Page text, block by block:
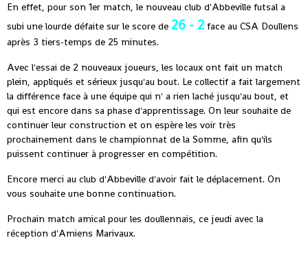
En effet, pour son 1er match, le nouveau club d'Abbeville futsal a
subi une lourde défaite sur le score de 26 - 2 face au CSA Doullens
après 3 tiers-temps de 25 minutes.
Avec l'essai de 2 nouveaux joueurs, les locaux ont fait un match
plein, appliqués et sérieux jusqu'au bout. Le collectif a fait largement
la différence face à une équipe qui n' a rien laché jusqu'au bout, et
qui est encore dans sa phase d'apprentissage. On leur souhaite de
continuer leur construction et on espère les voir très
prochainement dans le championnat de la Somme, afin qu'ils
puissent continuer à progresser en compétition.
Encore merci au club d'Abbeville d'avoir fait le déplacement. On
vous souhaite une bonne continuation.
Prochain match amical pour les doullennais, ce jeudi avec la
réception d'Amiens Marivaux.